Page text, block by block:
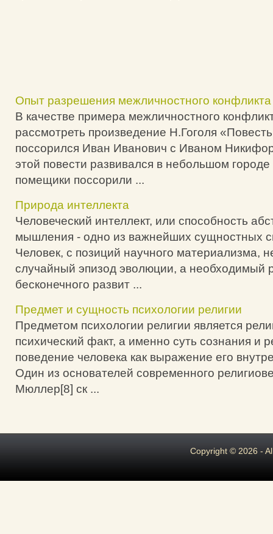
Опыт разрешения межличностного конфликта
В качестве примера межличностного
рассмотреть произведение Н.Гоголя
поссорился Иван Иванович с Иваном
этой повести развивался в небольшом
помещики поссорили ...
Природа интеллекта
Человеческий интеллект, или способность
мышления - одно из важнейших сущностных
Человек, с позиций научного материализма,
случайный эпизод эволюции, а необходимый
бесконечного развит ...
Предмет и сущность психологии религии
Предметом психологии религии является
психический факт, а именно суть сознания и
поведение человека как выражение его
Один из основателей современного
Мюллер[8] ск ...
Copyright © 2026 -